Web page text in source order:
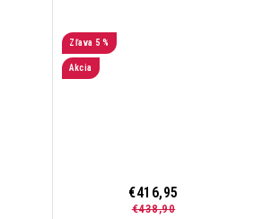
5 %
Akcia
€416,95
€438,90